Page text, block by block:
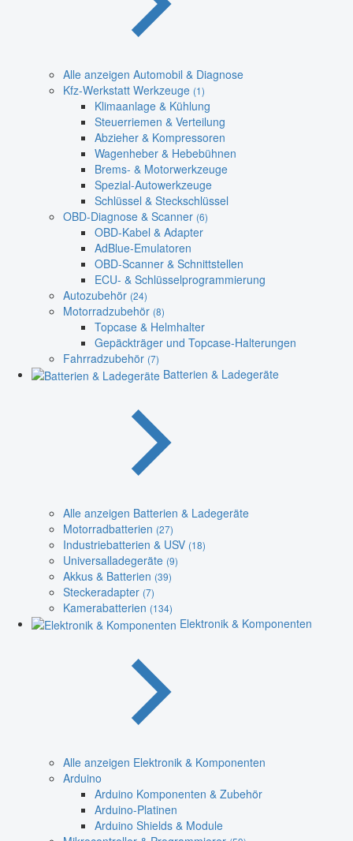
Alle anzeigen Automobil & Diagnose
Kfz-Werkstatt Werkzeuge (1)
Klimaanlage & Kühlung
Steuerriemen & Verteilung
Abzieher & Kompressoren
Wagenheber & Hebebühnen
Brems- & Motorwerkzeuge
Spezial-Autowerkzeuge
Schlüssel & Steckschlüssel
OBD-Diagnose & Scanner (6)
OBD-Kabel & Adapter
AdBlue-Emulatoren
OBD-Scanner & Schnittstellen
ECU- & Schlüsselprogrammierung
Autozubehör (24)
Motorradzubehör (8)
Topcase & Helmhalter
Gepäckträger und Topcase-Halterungen
Fahrradzubehör (7)
Batterien & Ladegeräte
Alle anzeigen Batterien & Ladegeräte
Motorradbatterien (27)
Industriebatterien & USV (18)
Universalladegeräte (9)
Akkus & Batterien (39)
Steckeradapter (7)
Kamerabatterien (134)
Elektronik & Komponenten
Alle anzeigen Elektronik & Komponenten
Arduino
Arduino Komponenten & Zubehör
Arduino-Platinen
Arduino Shields & Module